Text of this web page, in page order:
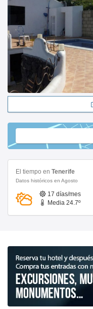
El tiempo en Tenerife
Datos históricos en Agosto
17 días/mes
Media 24.7º